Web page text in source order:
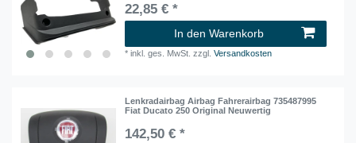
22,85 € *
In den Warenkorb
*inkl. ges. MwSt. zzgl.Versandkosten
Lenkradairbag Airbag Fahrerairbag 735487995
Fiat Ducato 250 Original Neuwertig
142,50 € *